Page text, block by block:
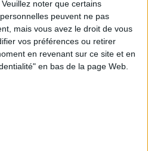
Veuillez noter que certains
peuvent ne pas
mais vous avez le droit de vous
vos préférences ou retirer
en revenant sur ce site et en
en bas de la page Web.
viande par des féculents ?
du 05/08/2026